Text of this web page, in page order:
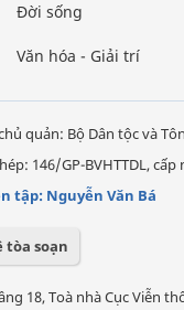
Đời sống
Văn hóa - Giải trí
quản: Bộ Dân tộc và
146/GP-BVHTTDL,
tập: Nguyễn Văn Bá
tòa soạn
18, Toà nhà Cục Viễn